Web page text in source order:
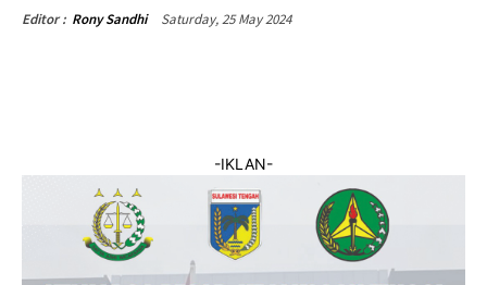
Editor : Rony Sandhi Saturday, 25 May 2024
-IKLAN-